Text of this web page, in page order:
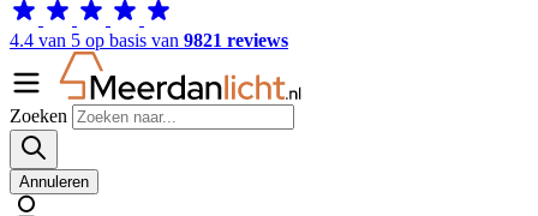
4.4 van 5 op basis van 9821 reviews
Zoeken
Annuleren